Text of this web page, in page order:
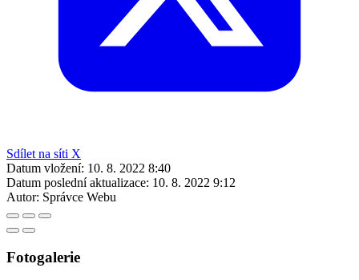
Sdílet na síti X
Datum vložení: 10. 8. 2022 8:40
Datum poslední aktualizace: 10. 8. 2022 9:12
Autor: Správce Webu
Fotogalerie